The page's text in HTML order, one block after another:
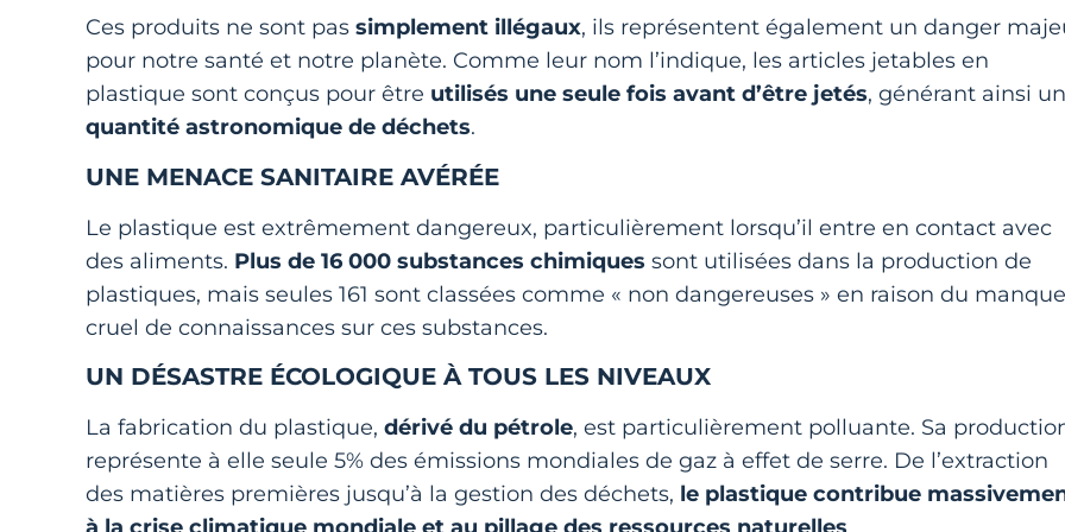
Ces produits ne sont pas simplement illégaux, ils représentent également un danger
pour notre santé et notre planète. Comme leur nom l’indique, les articles jetables en
plastique sont conçus pour être utilisés une seule fois avant d’être jetés, générant ainsi
quantité astronomique de déchets.
UNE MENACE SANITAIRE AVÉRÉE
Le plastique est extrêmement dangereux, particulièrement lorsqu’il entre en contact avec
des aliments. Plus de 16 000 substances chimiques sont utilisées dans la production de
plastiques, mais seules 161 sont classées comme « non dangereuses » en raison du manque
cruel de connaissances sur ces substances.
UN DÉSASTRE ÉCOLOGIQUE À TOUS LES NIVEAUX
La fabrication du plastique, dérivé du pétrole, est particulièrement polluante. Sa
représente à elle seule 5% des émissions mondiales de gaz à effet de serre. De l’extraction
des matières premières jusqu’à la gestion des déchets, le plastique contribue